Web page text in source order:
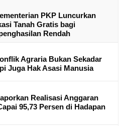
PKP Luncurkan
Tanah Gratis bagi
Rendah
Agraria Bukan Sekadar
Juga Hak Asasi Manusia
Realisasi Anggaran
95,73 Persen di Hadapan